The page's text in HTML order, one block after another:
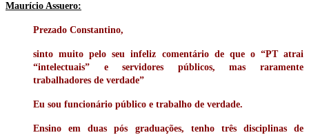
Maurício Assuero:
Prezado Constantino,
sinto muito pelo seu infeliz comentário de que o “PT atrai
“intelectuais” e servidores públicos, mas raramente
trabalhadores de verdade”
Eu sou funcionário público e trabalho de verdade.
Ensino em duas pós graduações, tenho três disciplinas de